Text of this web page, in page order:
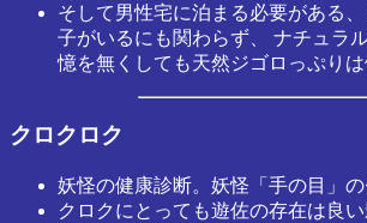
そして男性宅に泊まる必要がある
子がいるにも関わらず、 ナチュラ
憶を無くしても天然ジゴロっぷりは
クロクロク
妖怪の健康診断。妖怪「手の目」の
クロクにとっても遊佐の存在は良